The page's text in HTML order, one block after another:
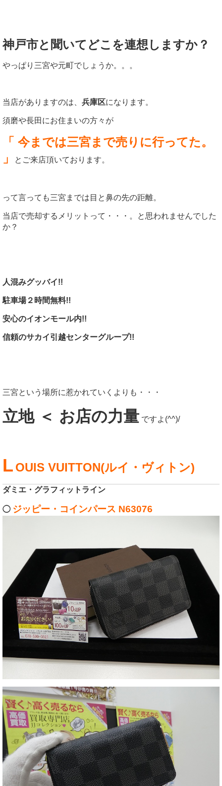
神戸市と聞いてどこを連想しますか？
やっぱり三宮や元町でしょうか。。。
当店がありますのは、 兵庫区になります。
須磨や長田にお住まいの方々が
「 今までは三宮まで売りに行ってた。
」
とご来店頂いております。
って言っても三宮までは目と鼻の先の距離。
当店で売却するメリットって・・・。と思われませんでした
か？
人混みグッバイ!!
駐車場２時間無料!!
安心のイオンモール内!!
信頼のサカイ引越センターグループ!!
三宮という場所に惹かれていくよりも・・・
立地 ＜ お店の力量 ですよ(^^)/
L OUIS VUITTON(ルイ・ヴィトン)
ダミエ・グラフィットライン
◯ ジッピー・コインパース N63076